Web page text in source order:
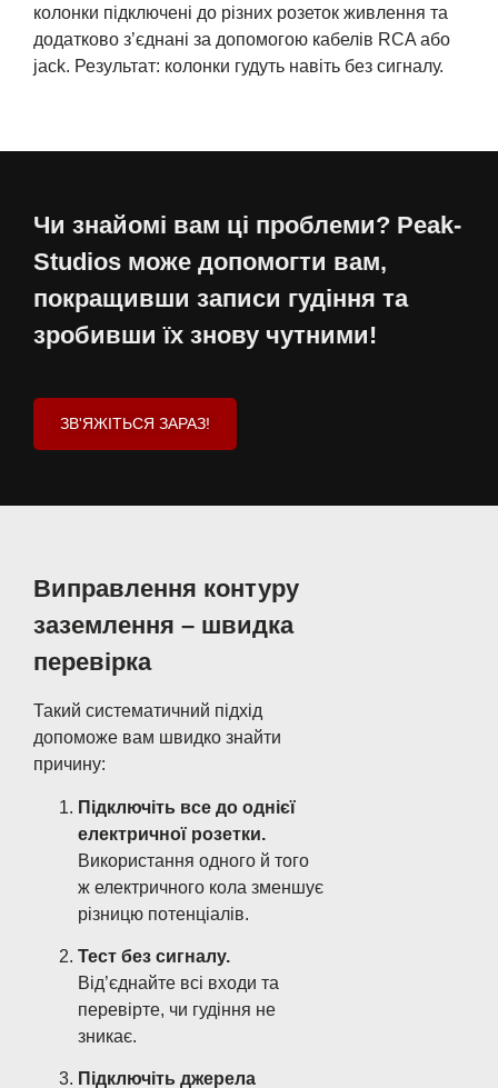
колонки підключені до різних розеток живлення та
додатково з’єднані за допомогою кабелів RCA або
jack. Результат: колонки гудуть навіть без сигналу.
Чи знайомі вам ці проблеми? Peak-
Studios може допомогти вам,
покращивши записи гудіння та
зробивши їх знову чутними!
ЗВ'ЯЖІТЬСЯ ЗАРАЗ!
Виправлення контуру
заземлення – швидка
перевірка
Такий систематичний підхід
допоможе вам швидко знайти
причину:
Підключіть все до однієї
електричної розетки.
Використання одного й того
ж електричного кола зменшує
різницю потенціалів.
Тест без сигналу.
Від’єднайте всі входи та
перевірте, чи гудіння не
зникає.
Підключіть джерела